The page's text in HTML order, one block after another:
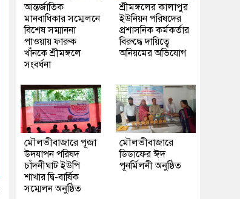
আন্তর্জাতিক
মানবাধিকার সম্মেলনে
বিশেষ সম্মাননা
পাওয়ায় ফারুক
খাঁনকে শ্রীমঙ্গলে
সংবর্ধনা
শ্রীমঙ্গলের কালাপুর
ইউনিয়ন পরিষদের
প্রশাসনিক কর্মকর্তার
বিরুদ্ধে দায়িত্বে
অনিয়মের অভিযোগ
মৌলভীবাজারে পূজা
উদযাপন পরিষদ
চাঁদনীঘাট ইউপি
শাখার দ্বি-বার্ষিক
সম্মেলন অনুষ্ঠিত
মৌলভীবাজারে
ডিডাফের ঈদ
পূনর্মিলনী অনুষ্ঠিত